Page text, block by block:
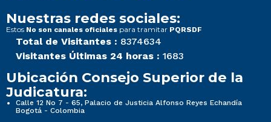
...
Transparencia y acceso a la información pública
Nueva imagen (3)
Noticias
...
Transparencia y acceso a la información pública
Nueva imagen (3)
Noticias
Nuestras redes sociales:
Estos No son canales oficiales para tramitar PQRSDF
Total de Visitantes : 8374634
Visitantes Últimas 24 horas : 1683
Ubicación Consejo Superior de la
Judicatura:
Calle 12 No 7 - 65, Palacio de Justicia Alfonso Reyes Echandía
Bogotá - Colombia